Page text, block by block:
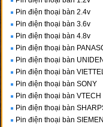
Pin điện thoại bàn 2.4v
Pin điện thoại bàn 3.6v
Pin điện thoại bàn 4.8v
Pin điện thoại bàn
Pin điện thoại bàn UNIDEN
Pin điện thoại bàn
Pin điện thoại bàn SONY
Pin điện thoại bàn VTECH
Pin điện thoại bàn
Pin điện thoại bàn